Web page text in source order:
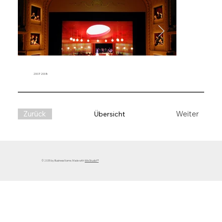
2007/2008
Weiter
Zurück Übersicht
© 2035 by Business Name. Made withWix Studio™